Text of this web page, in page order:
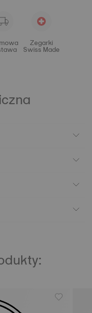
Zegarki
Swiss Made